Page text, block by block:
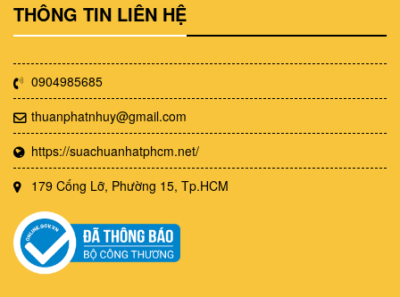
THÔNG TIN LIÊN HỆ
0904985685
thuanphatnhuy@gmail.com
https://suachuanhatphcm.net/
179 Cống Lỡ, Phường 15, Tp.HCM